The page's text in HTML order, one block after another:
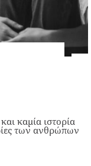
καμία ιστορία
των ανθρώπων